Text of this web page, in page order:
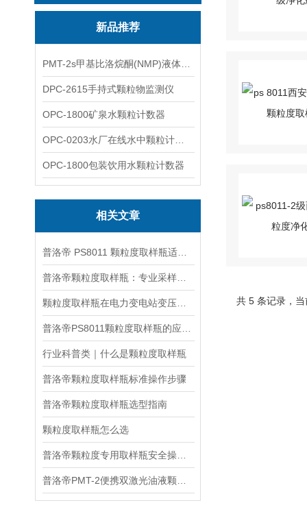
新品推荐
DPC-2615手持式颗粒物监测仪
OPC-1800矿泉水颗粒计数器
OPC-1800包装饮用水颗粒计数器
相关文章
行业科普类｜什么是颗粒度取样瓶
普洛帝颗粒度取样瓶标准操作步骤
普洛帝颗粒度取样瓶选型指南
颗粒度取样瓶怎么选
共 5 条记录，